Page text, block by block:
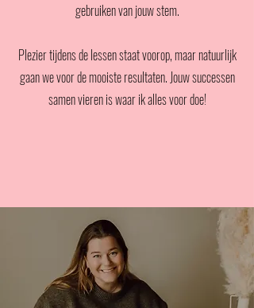
gebruiken van jouw stem.
Plezier tijdens de lessen staat voorop, maar natuurlijk
gaan we voor de mooiste resultaten. Jouw successen
samen vieren is waar ik alles voor doe!